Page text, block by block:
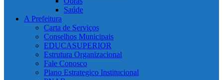
Saúde
A Prefeitura
Carta de Serviços
Conselhos Municipais
EDUCASUPERIOR
Estrutura Organizacional
Fale Conosco
Plano Estrategico Institucional